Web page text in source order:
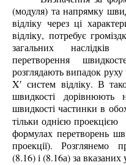
(модуля) та напрямку
відліку через ці
відліку, потребує
загальних наслідків
перетворення
розглядають випадок
X′ систем відліку. В
швидкості
швидкості частинки в
тільки однією проекцією
формулах перетворень
проекції). Розглянемо
(8.16) і (8.16а) за вказаних